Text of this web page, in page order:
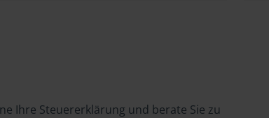
Ihre Steuererklärung und berate Sie zu